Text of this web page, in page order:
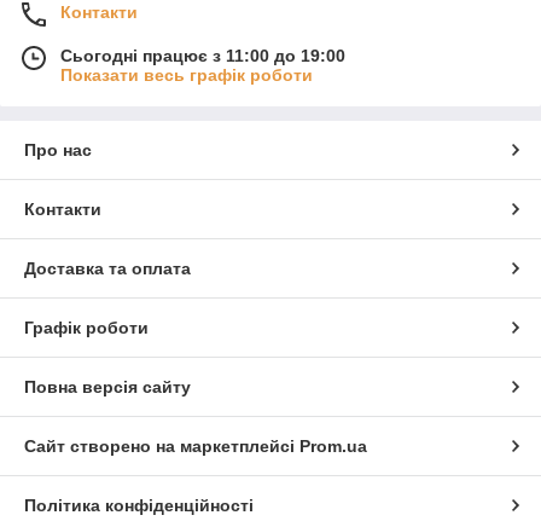
Контакти
Сьогодні працює з 11:00 до 19:00
Показати весь графік роботи
Про нас
Контакти
Доставка та оплата
Графік роботи
Повна версія сайту
Сайт створено на маркетплейсі Prom.ua
Політика конфіденційності